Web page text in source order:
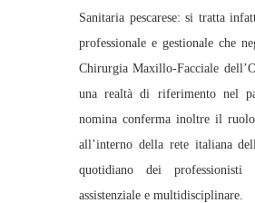
Sanitaria pescarese: si tratta
professionale e gestionale che
Chirurgia Maxillo‑Facciale
una realtà di riferimento nel
nomina conferma inoltre il
all’interno della rete italiana
quotidiano dei professionisti
assistenziale e multidisciplinare.